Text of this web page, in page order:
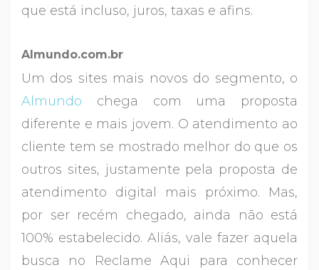
que está incluso, juros, taxas e afins.
Almundo.com.br
Um dos sites mais novos do segmento, o
Almundo chega com uma proposta
diferente e mais jovem. O atendimento ao
cliente tem se mostrado melhor do que os
outros sites, justamente pela proposta de
atendimento digital mais próximo. Mas,
por ser recém chegado, ainda não está
100% estabelecido. Aliás, vale fazer aquela
busca no Reclame Aqui para conhecer